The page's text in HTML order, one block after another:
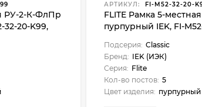
РУ-2-К-ФлПр
32-20-K99,
АРТИКУЛ: FI-M52-32-20-
FLITE Рамка 5-
пурпурный IEK, FI-
Подсерия: Classic
Бренд: IEK (ИЭК)
Серия: Flite
Кол-во постов: 5
Цвет изделия: пурпурный